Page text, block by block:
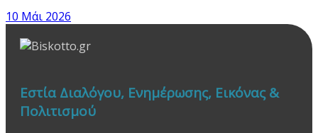
10 Μάι 2026
Εστία Διαλόγου, Ενημέρωσης, Εικόνας &
Πολιτισμού